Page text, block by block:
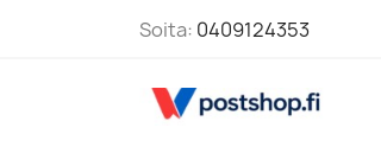
Soita: 0409124353